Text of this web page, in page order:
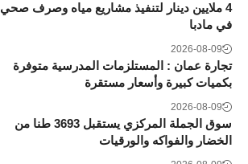
4 ملايين دينار لتنفيذ مشاريع مياه وصرف صحي
في مادبا
2026-08-09
تجارة عمان : المستلزمات المدرسية متوفرة
بكميات كبيرة وأسعار مستقرة
2026-08-09
سوق الجملة المركزي يستقبل 3693 طنا من
الخضار والفواكه والورقيات